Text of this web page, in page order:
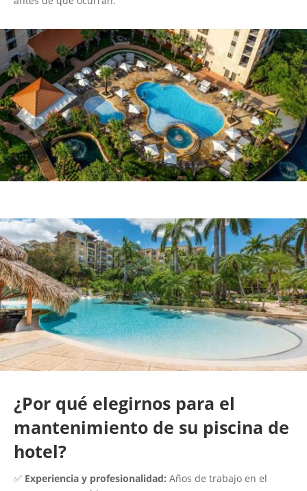
¿Por qué elegirnos para el
mantenimiento de su piscina de
hotel?
✅ Experiencia y profesionalidad: Años de trabajo en el